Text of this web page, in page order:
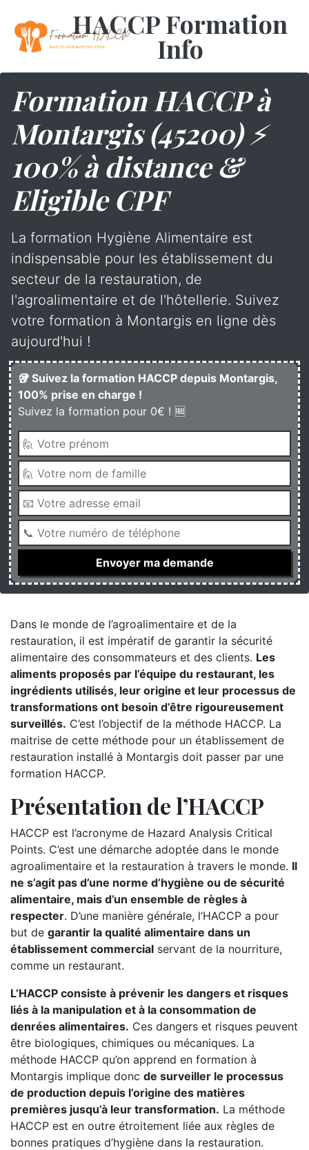
HACCP Formation
Info
Formation HACCP à
Montargis (45200) ⚡
100% à distance &
Eligible CPF
La formation Hygiène Alimentaire est
indispensable pour les établissement du
secteur de la restauration, de
l'agroalimentaire et de l'hôtellerie. Suivez
votre formation à Montargis en ligne dès
aujourd'hui !
🥡 Suivez la formation HACCP depuis Montargis,
100% prise en charge !
Suivez la formation pour 0€ ! 🆓
Dans le monde de l’agroalimentaire et de la
restauration, il est impératif de garantir la sécurité
alimentaire des consommateurs et des clients. Les
aliments proposés par l’équipe du restaurant, les
ingrédients utilisés, leur origine et leur processus de
transformations ont besoin d’être rigoureusement
surveillés. C’est l’objectif de la méthode HACCP. La
maitrise de cette méthode pour un établissement de
restauration installé à Montargis doit passer par une
formation HACCP.
Présentation de l’HACCP
HACCP est l’acronyme de Hazard Analysis Critical
Points. C’est une démarche adoptée dans le monde
agroalimentaire et la restauration à travers le monde. Il
ne s’agit pas d’une norme d’hygiène ou de sécurité
alimentaire, mais d’un ensemble de règles à
respecter. D’une manière générale, l’HACCP a pour
but de garantir la qualité alimentaire dans un
établissement commercial servant de la nourriture,
comme un restaurant.
L’HACCP consiste à prévenir les dangers et risques
liés à la manipulation et à la consommation de
denrées alimentaires. Ces dangers et risques peuvent
être biologiques, chimiques ou mécaniques. La
méthode HACCP qu’on apprend en formation à
Montargis implique donc de surveiller le processus
de production depuis l’origine des matières
premières jusqu’à leur transformation. La méthode
HACCP est en outre étroitement liée aux règles de
bonnes pratiques d’hygiène dans la restauration.